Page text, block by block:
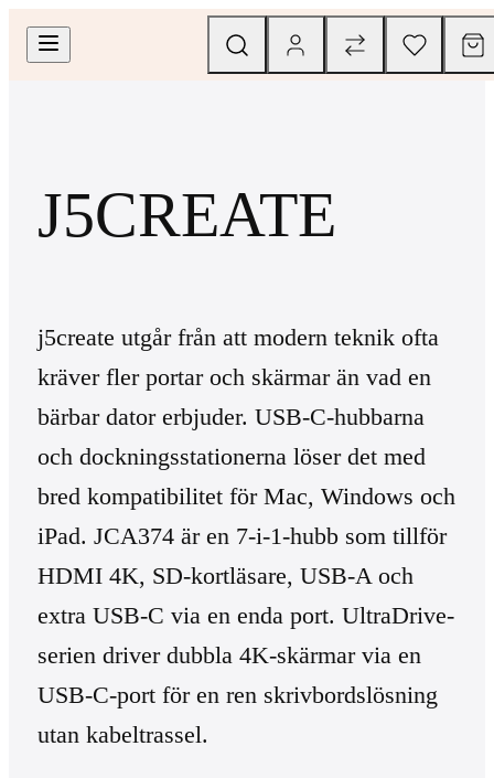
J5CREATE
j5create utgår från att modern teknik ofta
kräver fler portar och skärmar än vad en
bärbar dator erbjuder. USB-C-hubbarna
och dockningsstationerna löser det med
bred kompatibilitet för Mac, Windows och
iPad. JCA374 är en 7-i-1-hubb som tillför
HDMI 4K, SD-kortläsare, USB-A och
extra USB-C via en enda port. UltraDrive-
serien driver dubbla 4K-skärmar via en
USB-C-port för en ren skrivbordslösning
utan kabeltrassel.